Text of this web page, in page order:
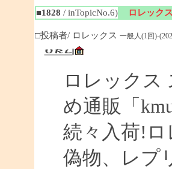
■1828 / inTopicNo.6) ロレック
□投稿者/ ロレックス 一般人(1回)-
ロレックス
め通販「
続々入荷!
偽物、レプ